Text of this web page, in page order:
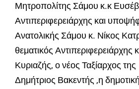
Μητροπολίτης Σάμου κ.κ
Αντιπεριφερειάρχης και
Ανατολικής Σάμου κ. Νίκος
θεματικός Αντιπεριφερειάρχης
Κυριαζής, ο νέος Ταξίαρχος
Δημήτριος Βακεντής ,η